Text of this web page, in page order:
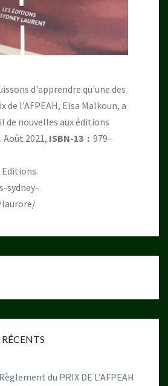
d'apprendre qu'une des
de l'AFPEAH, Elsa Malkoun, a
de nouvelles aux éditions
Août 2021,
ISBN-13 ‏ : ‎ 979-
Editions.
sydney-
Règlement du PRIX DE L’AFPEAH